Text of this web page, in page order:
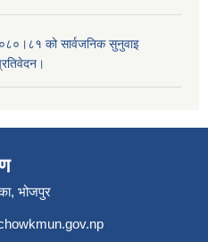
को सार्वजनिक सुनुवाइ
भोजपुर